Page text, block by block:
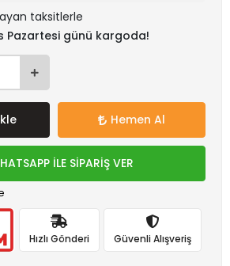
taksitlerle
Pazartesi günü kargoda!
Hemen Al
İLE SİPARİŞ VER
Hızlı Gönderi Güvenli Alışveriş